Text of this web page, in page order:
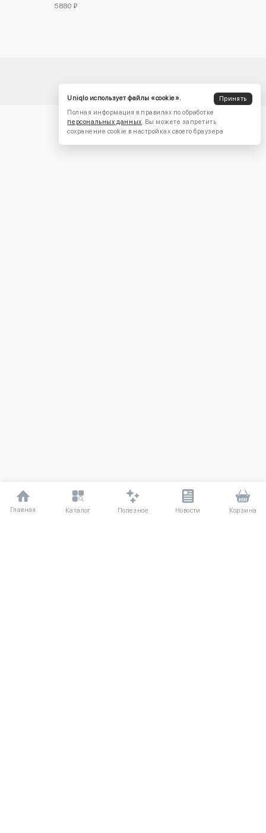
5880 ₽
Главная Каталог Полезное Новости Корзина
Uniqlo использует файлы «cookie».
Принять
Полная информация в правилах по обработке
персональных данных. Вы можете запретить
сохранение cookie в настройках своего браузера